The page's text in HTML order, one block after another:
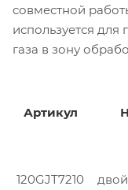
совместной
используется для
газа в зону
Артикул
120GJT7210